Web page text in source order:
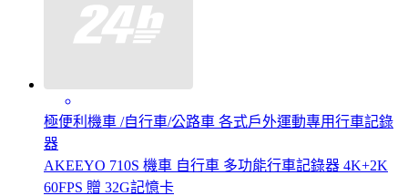
極便利機車 /自行車/公路車 各式戶外運動專用行車記錄
器
AKEEYO 710S 機車 自行車 多功能行車記錄器 4K+2K
60FPS 贈 32G記憶卡